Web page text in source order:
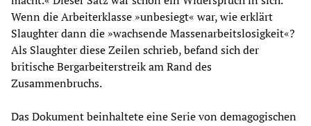
Wenn die Arbeiterklasse »unbesiegt« war, wie erklärt
Slaughter dann die »wachsende Massenarbeitslosigkeit«?
Als Slaughter diese Zeilen schrieb, befand sich der
britische Bergarbeiterstreik am Rand des
Zusammenbruchs.
Das Dokument beinhaltete eine Serie von demagogischen